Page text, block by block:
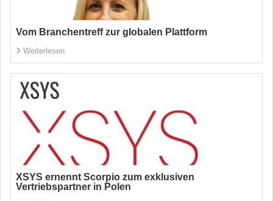
Vom Branchentreff zur globalen Plattform
Weiterlesen
XSYS ernennt Scorpio zum exklusiven
Vertriebspartner in Polen